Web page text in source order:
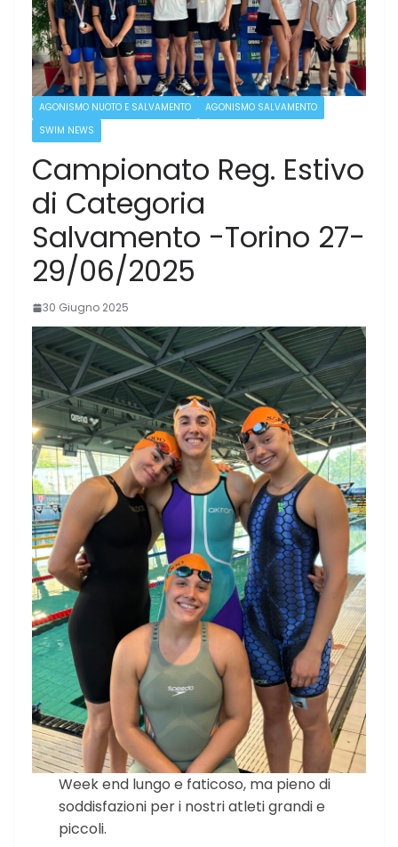
AGONISMO NUOTO E SALVAMENTO
AGONISMO SALVAMENTO
SWIM NEWS
Campionato Reg. Estivo
di Categoria
Salvamento -Torino 27-
29/06/2025
30 Giugno 2025
Week end lungo e faticoso, ma pieno di
soddisfazioni per i nostri atleti grandi e
piccoli.